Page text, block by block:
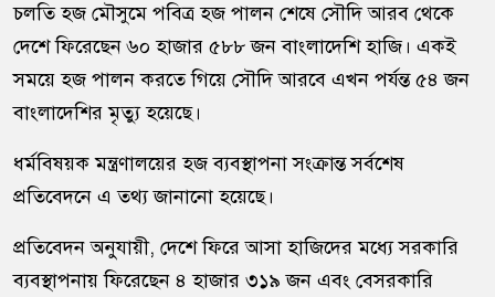
চলতি হজ মৌসুমে পবিত্র হজ পালন শেষে সৌদি আরব থেকে
দেশে ফিরেছেন ৬০ হাজার ৫৮৮ জন বাংলাদেশি হাজি। একই
সময়ে হজ পালন করতে গিয়ে সৌদি আরবে এখন পর্যন্ত ৫৪ জন
বাংলাদেশির মৃত্যু হয়েছে।
ধর্মবিষয়ক মন্ত্রণালয়ের হজ ব্যবস্থাপনা সংক্রান্ত সর্বশেষ
প্রতিবেদনে এ তথ্য জানানো হয়েছে।
প্রতিবেদন অনুযায়ী, দেশে ফিরে আসা হাজিদের মধ্যে সরকারি
ব্যবস্থাপনায় ফিরেছেন ৪ হাজার ৩১৯ জন এবং বেসরকারি